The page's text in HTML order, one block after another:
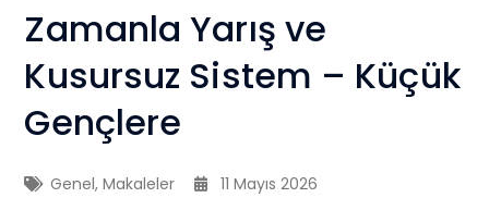
Zamanla Yarış ve
Kusursuz Sistem – Küçük
Gençlere
Genel,Makaleler 11 Mayıs 2026